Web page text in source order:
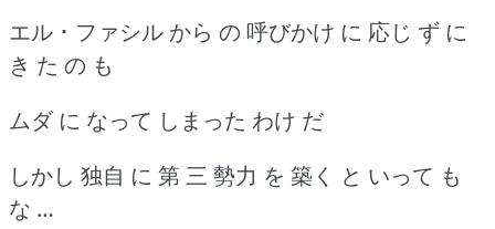
エル ･ ファシル から の 呼びかけ に 応じ ず に
き た の も
ムダ に なって しまった わけ だ
しかし 独自 に 第 三 勢力 を 築く と いって も
な …